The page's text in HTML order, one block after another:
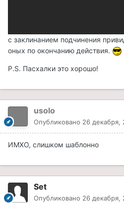
с заклинанием подчинения
оных по окончанию действия.
P.S. Пасхалки это хорошо!
usolo
Опубликовано 26 декабря,
ИМХО, слишком шаблонно
Set
Опубликовано 26 декабря,